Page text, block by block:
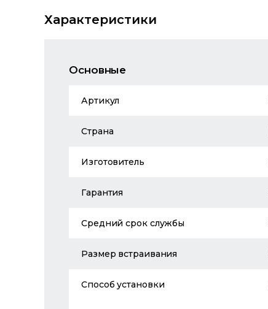
Характеристики
Основные
Артикул
Страна
Изготовитель
Гарантия
Средний срок службы
Размер встраивания
Способ установки